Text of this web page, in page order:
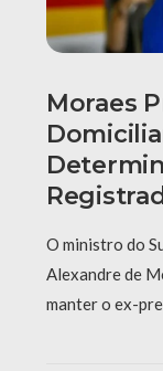
Moraes
O ministro do
Alexandre de
manter o ex-